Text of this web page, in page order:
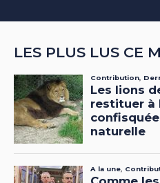
LES PLUS LUS CE